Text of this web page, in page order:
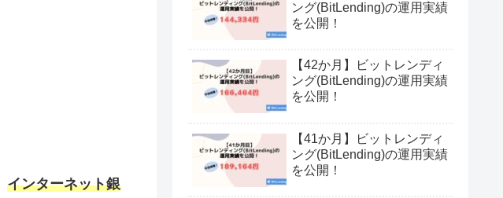
インターネット銀
ング(BitLending)の運用実績
を公開！
【42か月】ビットレンディ
ング(BitLending)の運用実績
を公開！
【41か月】ビットレンディ
ング(BitLending)の運用実績
を公開！